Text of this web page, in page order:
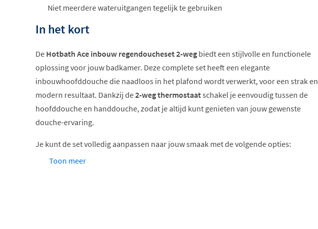
Niet meerdere wateruitgangen tegelijk te gebruiken
In het kort
De Hotbath Ace inbouw regendoucheset 2-weg biedt een stijlvolle en functionele
oplossing voor jouw badkamer. Deze complete set heeft een elegante
inbouwhoofddouche die naadloos in het plafond wordt verwerkt, voor een strak en
modern resultaat. Dankzij de2-weg thermostaatschakel je eenvoudig tussen de
hoofddouche en handdouche, zodat je altijd kunt genieten van jouw gewenste
douche-ervaring.
Je kunt de set volledig aanpassen naar jouw smaak met de volgende opties:
Keuze uit 6 kleuren
Toon meer